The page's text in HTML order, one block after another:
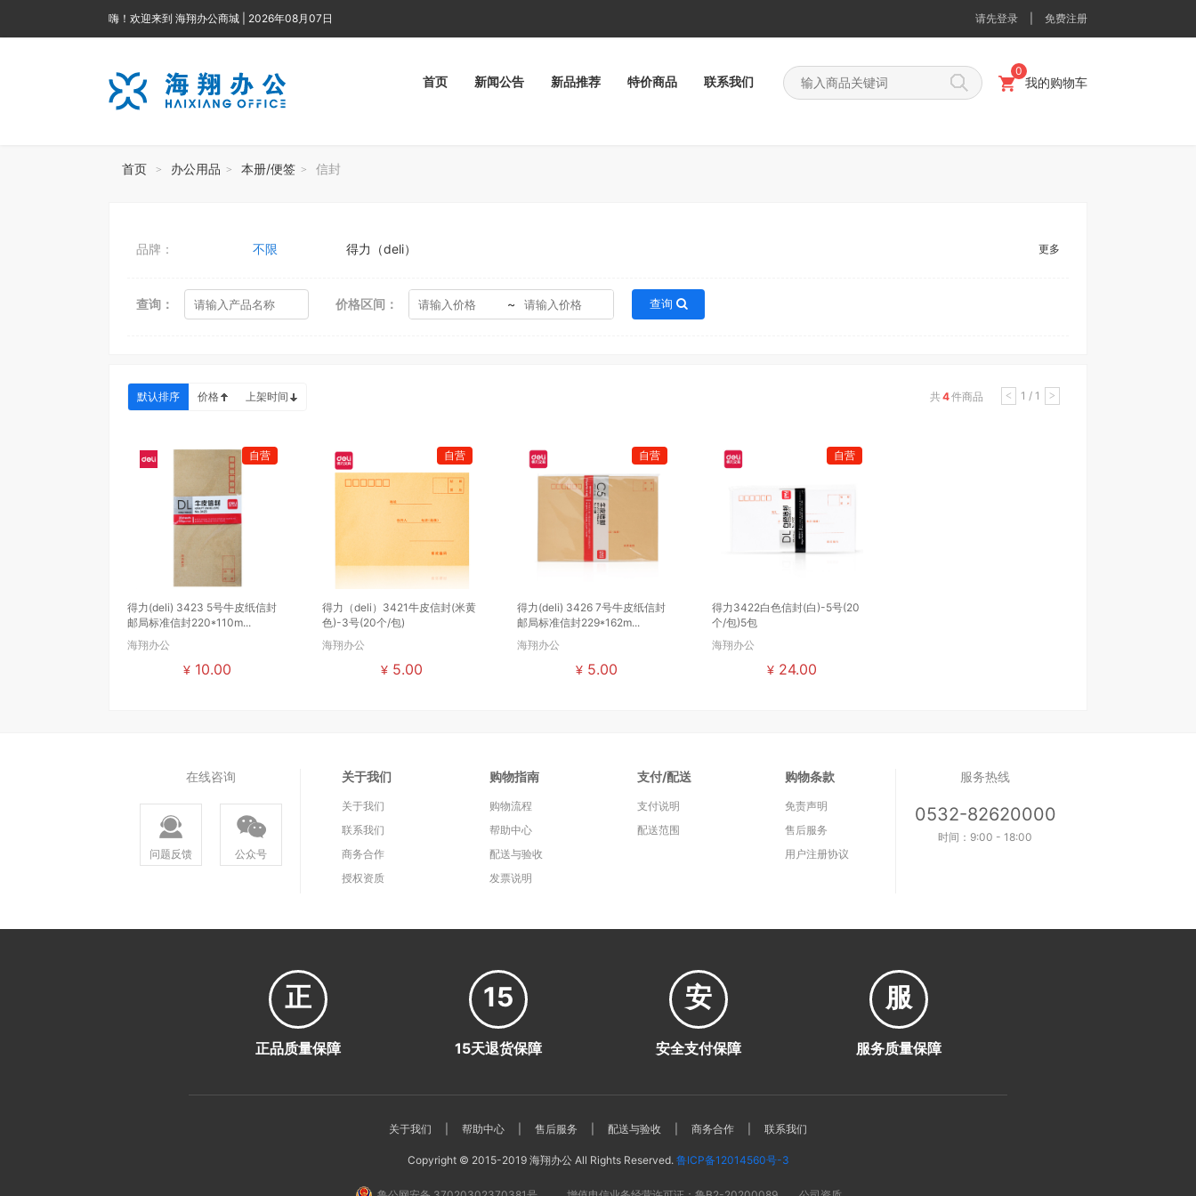
嗨！欢迎来到 海翔办公商城 | 2026年08月07日 请先登录 免费注册
首页 新闻公告 新品推荐 特价商品 联系我们
0
我的购物车
首页 > 办公用品 > 本册/便签 > 信封
品牌： 不限 得力（deli） 更多
查询： 价格区间： ~ 查询
默认排序 价格 上架时间 共4件商品 < 1 / 1 >
自营
得力(deli) 3423 5号牛皮纸信封
邮局标准信封220*110m...
海翔办公
¥10.00
自营
得力（deli）3421牛皮信封(米黄
色)-3号(20个/包)
海翔办公
¥ 5.00
自营
得力(deli) 3426 7号牛皮纸信封
邮局标准信封229*162m...
海翔办公
¥ 5.00
自营
得力3422白色信封(白)-5号(20
个/包)5包
海翔办公
¥24.00
在线咨询
问题反馈 公众号
关于我们
关于我们
联系我们
商务合作
授权资质
购物指南
购物流程
帮助中心
配送与验收
发票说明
支付/配送
支付说明
配送范围
购物条款
免责声明
售后服务
用户注册协议
服务热线
0532-82620000
时间：9:00 - 18:00
正
正品质量保障
15
15天退货保障
安
安全支付保障
服
服务质量保障
关于我们 帮助中心 售后服务 配送与验收 商务合作 联系我们
Copyright © 2015-2019 海翔办公 All Rights Reserved. 鲁ICP备12014560号-3